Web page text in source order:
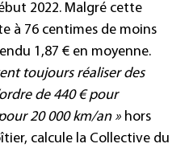
2022. Malgré cette
à 76 centimes de moins
1,87 € en moyenne.
toujours réaliser des
de 440 € pour
20 000 km/an » hors
calcule la Collective du